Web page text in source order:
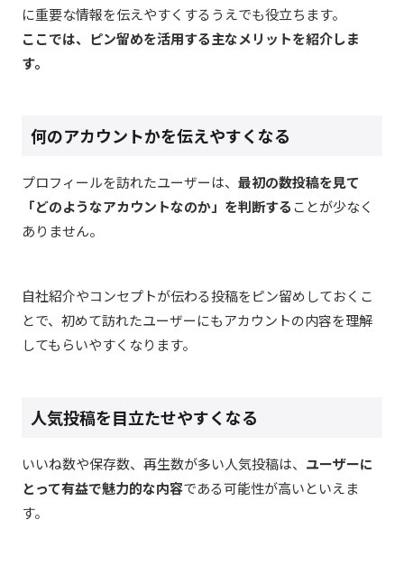
に重要な情報を伝えやすくするうえでも役立ちます。
ここでは、ピン留めを活用する主なメリットを紹介しま
す。
何のアカウントかを伝えやすくなる
プロフィールを訪れたユーザーは、 最初の数投稿を見て
「どのようなアカウントなのか」を判断することが少なく
ありません。
自社紹介やコンセプトが伝わる投稿をピン留めしておくこ
とで、初めて訪れたユーザーにもアカウントの内容を理解
してもらいやすくなります。
人気投稿を目立たせやすくなる
いいね数や保存数、再生数が多い人気投稿は、 ユーザーに
とって有益で魅力的な内容である可能性が高いといえま
す。